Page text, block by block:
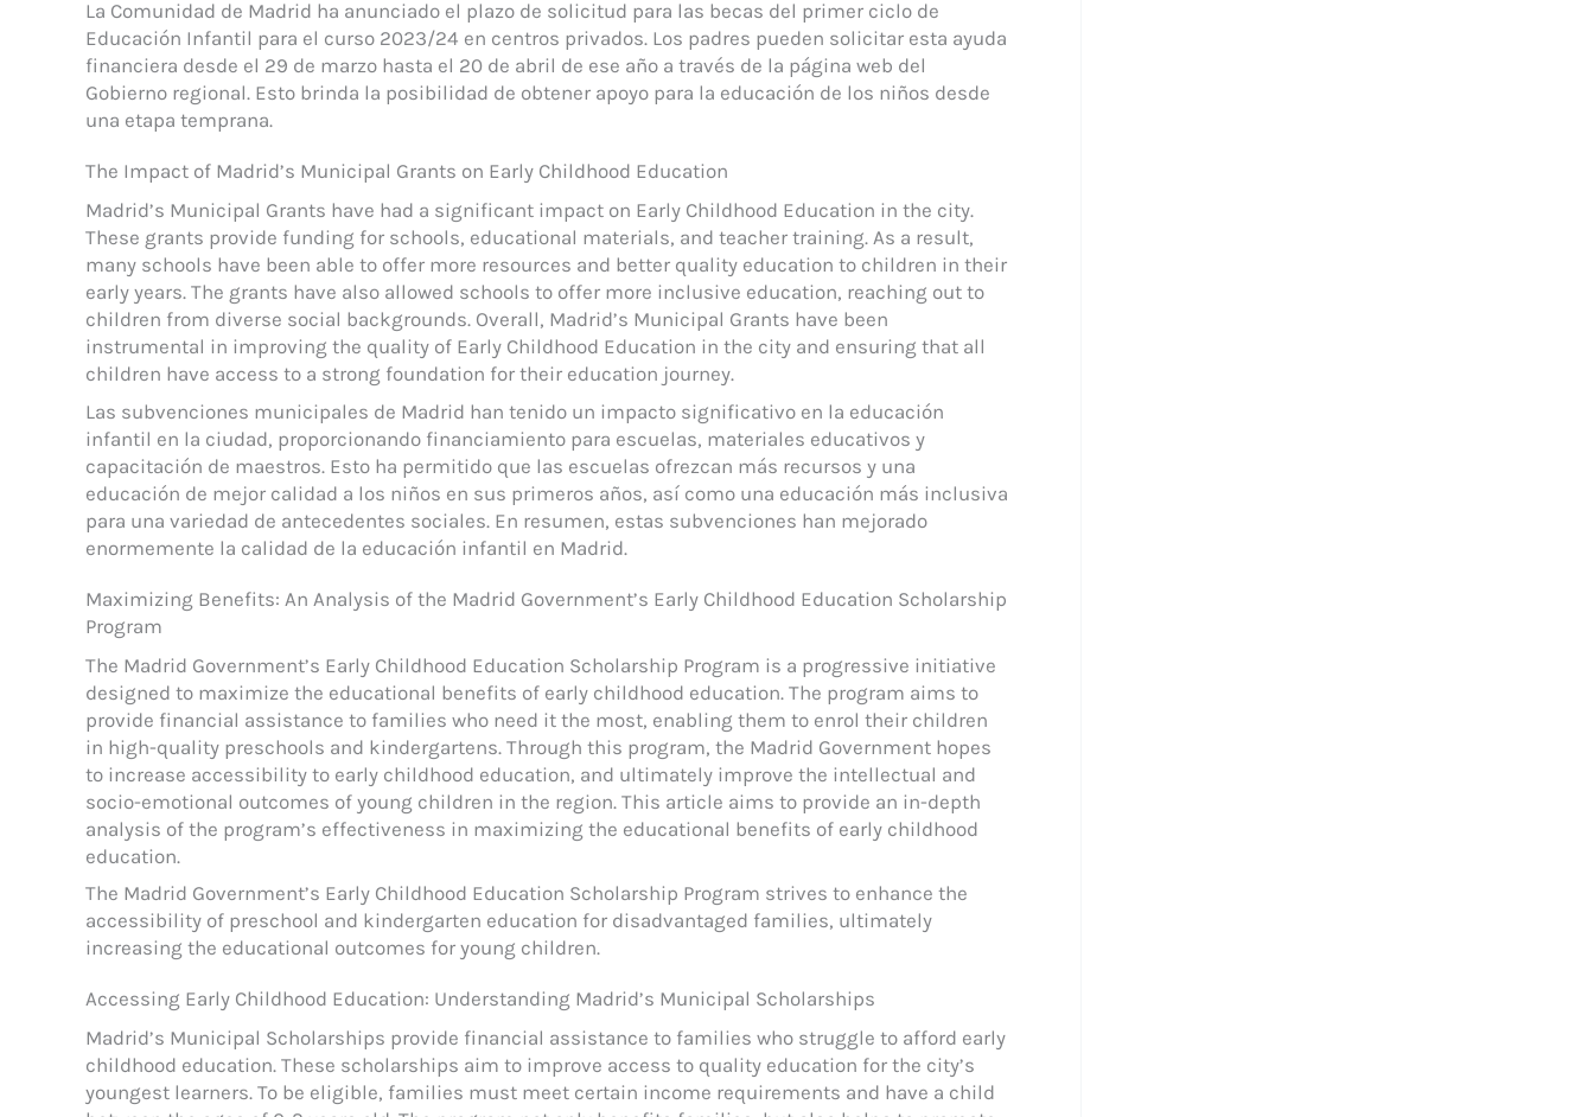
La Comunidad de Madrid ha anunciado el plazo de solicitud para las becas del primer ciclo de
Educación Infantil para el curso 2023/24 en centros privados. Los padres pueden solicitar esta ayuda
financiera desde el 29 de marzo hasta el 20 de abril de ese año a través de la página web del
Gobierno regional. Esto brinda la posibilidad de obtener apoyo para la educación de los niños desde
una etapa temprana.
The Impact of Madrid’s Municipal Grants on Early Childhood Education
Madrid’s Municipal Grants have had a significant impact on Early Childhood Education in the city.
These grants provide funding for schools, educational materials, and teacher training. As a result,
many schools have been able to offer more resources and better quality education to children in their
early years. The grants have also allowed schools to offer more inclusive education, reaching out to
children from diverse social backgrounds. Overall, Madrid’s Municipal Grants have been
instrumental in improving the quality of Early Childhood Education in the city and ensuring that all
children have access to a strong foundation for their education journey.
Las subvenciones municipales de Madrid han tenido un impacto significativo en la educación
infantil en la ciudad, proporcionando financiamiento para escuelas, materiales educativos y
capacitación de maestros. Esto ha permitido que las escuelas ofrezcan más recursos y una
educación de mejor calidad a los niños en sus primeros años, así como una educación más inclusiva
para una variedad de antecedentes sociales. En resumen, estas subvenciones han mejorado
enormemente la calidad de la educación infantil en Madrid.
Maximizing Benefits: An Analysis of the Madrid Government’s Early Childhood Education Scholarship
Program
The Madrid Government’s Early Childhood Education Scholarship Program is a progressive initiative
designed to maximize the educational benefits of early childhood education. The program aims to
provide financial assistance to families who need it the most, enabling them to enrol their children
in high-quality preschools and kindergartens. Through this program, the Madrid Government hopes
to increase accessibility to early childhood education, and ultimately improve the intellectual and
socio-emotional outcomes of young children in the region. This article aims to provide an in-depth
analysis of the program’s effectiveness in maximizing the educational benefits of early childhood
education.
The Madrid Government’s Early Childhood Education Scholarship Program strives to enhance the
accessibility of preschool and kindergarten education for disadvantaged families, ultimately
increasing the educational outcomes for young children.
Accessing Early Childhood Education: Understanding Madrid’s Municipal Scholarships
Madrid’s Municipal Scholarships provide financial assistance to families who struggle to afford early
childhood education. These scholarships aim to improve access to quality education for the city’s
youngest learners. To be eligible, families must meet certain income requirements and have a child